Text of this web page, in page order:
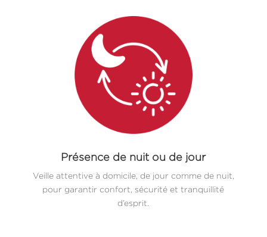
Présence de nuit ou de jour
Veille attentive à domicile, de jour comme de nuit,
pour garantir confort, sécurité et tranquillité
d’esprit.